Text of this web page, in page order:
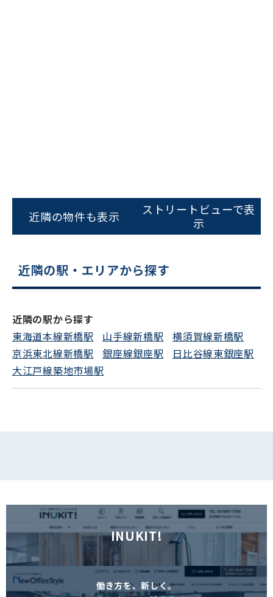
スムーズにご案内できます
0120-620-213
フォームでお問い合わせ
近隣の物件も表示
ストリートビューで表
示
近隣の駅・エリアから探す
近隣の駅から探す
東海道本線新橋駅
山手線新橋駅
横須賀線新橋駅
京浜東北線新橋駅
銀座線銀座駅
日比谷線東銀座駅
大江戸線築地市場駅
INUKIT!
働き方を、新しく。